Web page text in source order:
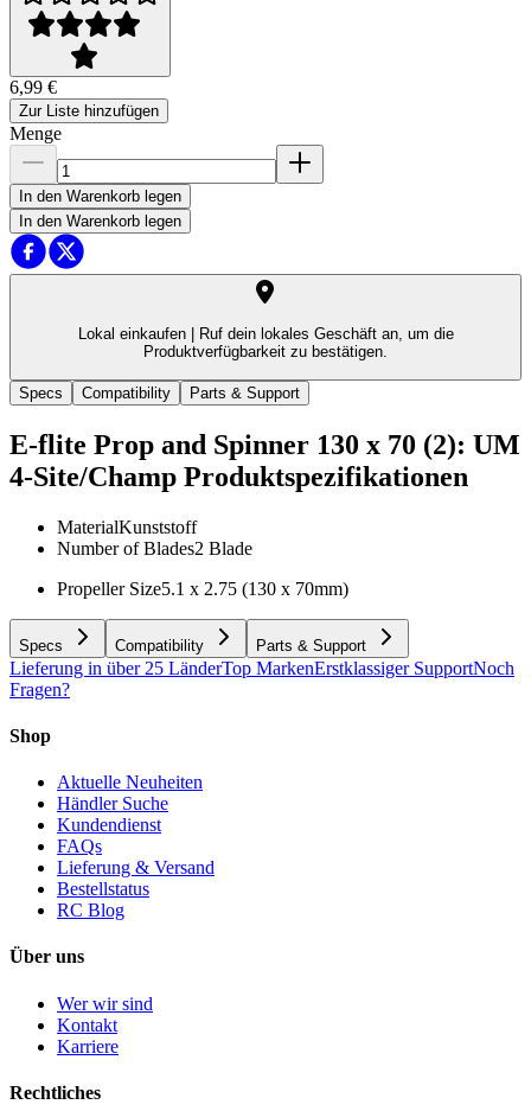
6,99 €
Zur Liste hinzufügen
Menge
In den Warenkorb legen
In den Warenkorb legen
Lokal einkaufen |
Ruf dein lokales Geschäft an, um die
Produktverfügbarkeit zu bestätigen.
Specs Compatibility Parts & Support
E-flite Prop and Spinner 130 x 70 (2): UM
4-Site/Champ Produktspezifikationen
MaterialKunststoff
Number of Blades2 Blade
Propeller Size5.1 x 2.75 (130 x 70mm)
Specs Compatibility Parts & Support
Lieferung in über 25 LänderTop MarkenErstklassiger SupportNoch
Fragen?
Shop
Aktuelle Neuheiten
Händler Suche
Kundendienst
FAQs
Lieferung & Versand
Bestellstatus
RC Blog
Über uns
Wer wir sind
Kontakt
Karriere
Rechtliches